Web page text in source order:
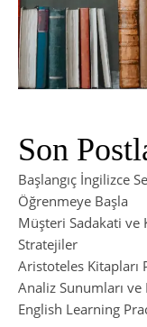
Son
Başlangıç İngilizce
Öğrenmeye Başla
Müşteri Sadakati ve
Stratejiler
Aristoteles Kitapları
Analiz Sunumları
English Learning